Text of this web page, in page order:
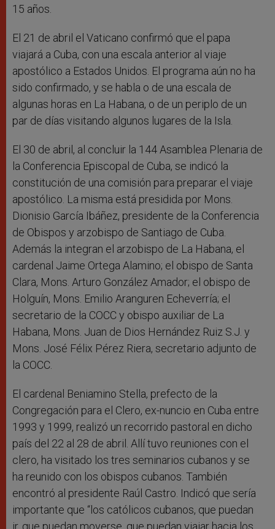
15 años.
El 21 de abril el Vaticano confirmó que el papa
viajará a Cuba, con una escala anterior al viaje
apostólico a Estados Unidos. El programa aún no ha
sido confirmado, y se habla o de una escala de
algunas horas en La Habana, o de un periplo de un
par de días visitando algunos lugares de la Isla.
El 30 de abril, al concluir la 144 Asamblea Plenaria de
la Conferencia Episcopal de Cuba, se indicó la
constitución de una comisión para preparar el viaje
apostólico. La misma está presidida por Mons.
Dionisio García Ibáñez, presidente de la Conferencia
de Obispos y arzobispo de Santiago de Cuba.
Además la integran el arzobispo de La Habana, el
cardenal Jaime Ortega Alamino; el obispo de Santa
Clara, Mons. Arturo González Amador; el obispo de
Holguín, Mons. Emilio Aranguren Echeverría; el
secretario de la COCC y obispo auxiliar de La
Habana, Mons. Juan de Dios Hernández Ruiz S.J. y
Mons. José Félix Pérez Riera, secretario adjunto de
la COCC.
El cardenal Beniamino Stella, prefecto de la
Congregación para el Clero, ex-nuncio en Cuba entre
1993 y 1999, realizó un recorrido pastoral en dicho
país del 22 al 28 de abril. Allí tuvo reuniones con el
clero, ha visitado los tres seminarios cubanos y se
ha reunido con los obispos cubanos. También
encontró al presidente Raúl Castro. Indicó que sería
importante que “los católicos cubanos, que puedan
ir, que puedan moverse, que puedan viajar hacia los